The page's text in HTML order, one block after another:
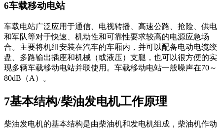
6车载移动电站
车载电站广泛应用于通信、电视转播、高速公路、抢险、供电
和军队等对于快速、机动性和可靠性要求较高的电源应急场
合。主要将机组安装在汽车的车厢内，并可以配备电动电缆绞
盘、多路输出插座和机械（或液压）支腿，也可以很方便的实
现多辆车载移动电站并联使用。车载移动电站一般噪声在70～
80dB（A）。
7基本结构/柴油发电机工作原理
柴油发电机的基本结构是由柴油机和发电机组成，柴油机作动